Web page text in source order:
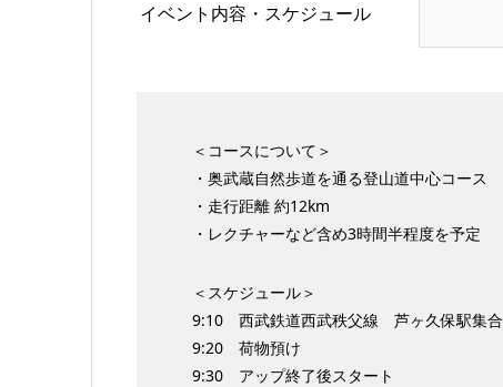
イベント内容・スケジュール
＜コースについて＞
・奥武蔵自然歩道を通る登山道中心コース
・走行距離 約12km
・レクチャーなど含め3時間半程度を予定
＜スケジュール＞
9:10 西武鉄道西武秩父線 芦ヶ久保駅集合
9:20 荷物預け
9:30 アップ終了後スタート